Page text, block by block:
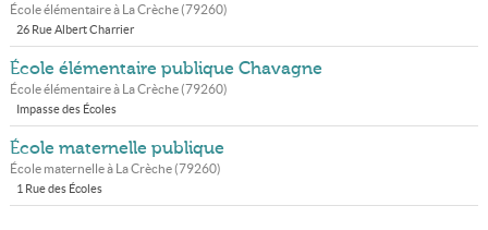
École élémentaire à La Crèche(79260)
26 Rue Albert Charrier
École élémentaire publique Chavagne
École élémentaire à La Crèche(79260)
Impasse des Écoles
École maternelle publique
École maternelle à La Crèche(79260)
1 Rue des Écoles